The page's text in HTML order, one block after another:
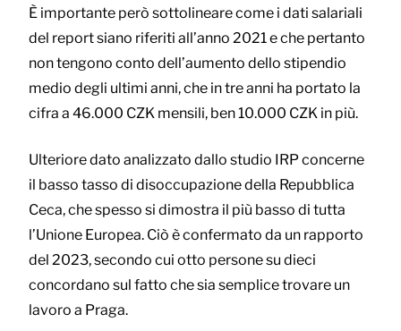
È importante però sottolineare come i dati salariali
del report siano riferiti all’anno 2021 e che pertanto
non tengono conto dell’aumento dello stipendio
medio degli ultimi anni, che in tre anni ha portato la
cifra a 46.000 CZK mensili, ben 10.000 CZK in più.
Ulteriore dato analizzato dallo studio IRP concerne
il basso tasso di disoccupazione della Repubblica
Ceca, che spesso si dimostra il più basso di tutta
l’Unione Europea. Ciò è confermato da un rapporto
del 2023, secondo cui otto persone su dieci
concordano sul fatto che sia semplice trovare un
lavoro a Praga.